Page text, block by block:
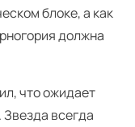
блоке, а как
должна
что ожидает
Звезда всегда